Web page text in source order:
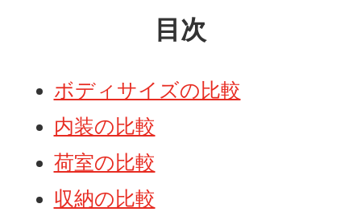
目次
ボディサイズの比較
内装の比較
荷室の比較
収納の比較